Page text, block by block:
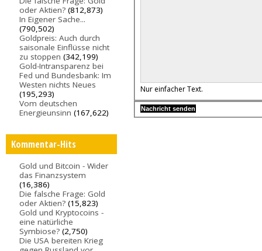
oder Aktien? (812,873)
In Eigener Sache...
(790,502)
Goldpreis: Auch durch
saisonale Einflüsse nicht
zu stoppen (342,199)
Gold-Intransparenz bei
Fed und Bundesbank: Im
Westen nichts Neues
(195,293)
Vom deutschen
Energieunsinn (167,622)
Kommentar-Hits
Gold und Bitcoin - Wider
das Finanzsystem
(16,386)
Die falsche Frage: Gold
oder Aktien? (15,823)
Gold und Kryptocoins -
eine natürliche
Symbiose? (2,750)
Die USA bereiten Krieg
Nur einfacher Text.